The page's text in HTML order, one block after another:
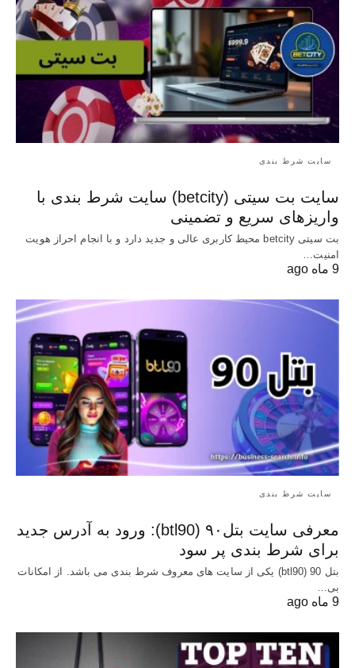
سایت شرط بندی
سایت بت سیتی (betcity) سایت شرط بندی با
واریزهای سریع و تضمینی
بت سیتی betcity محیط کاربری عالی و جدید دارد و با انجام احراز هویت
امنیت…
9 ماه ago
سایت شرط بندی
معرفی سایت بتل۹۰ (btl90): ورود به آدرس جدید
برای شرط بندی پر سود
بتل 90 (btl90) یکی از سایت های معروف شرط بندی می باشد. از امکانات
بی…
9 ماه ago